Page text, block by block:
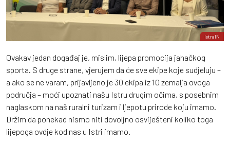
IstraIN
Ovakav jedan događaj je, mislim, lijepa promocija jahačkog
sporta. S druge strane, vjerujem da će sve ekipe koje sudjeluju –
a ako se ne varam, prijavljeno je 30 ekipa iz 10 zemalja ovoga
područja – moći upoznati našu Istru drugim očima, s posebnim
naglaskom na naš ruralni turizam i ljepotu prirode koju imamo.
Držim da ponekad nismo niti dovoljno osviješteni koliko toga
lijepoga ovdje kod nas u Istri imamo.